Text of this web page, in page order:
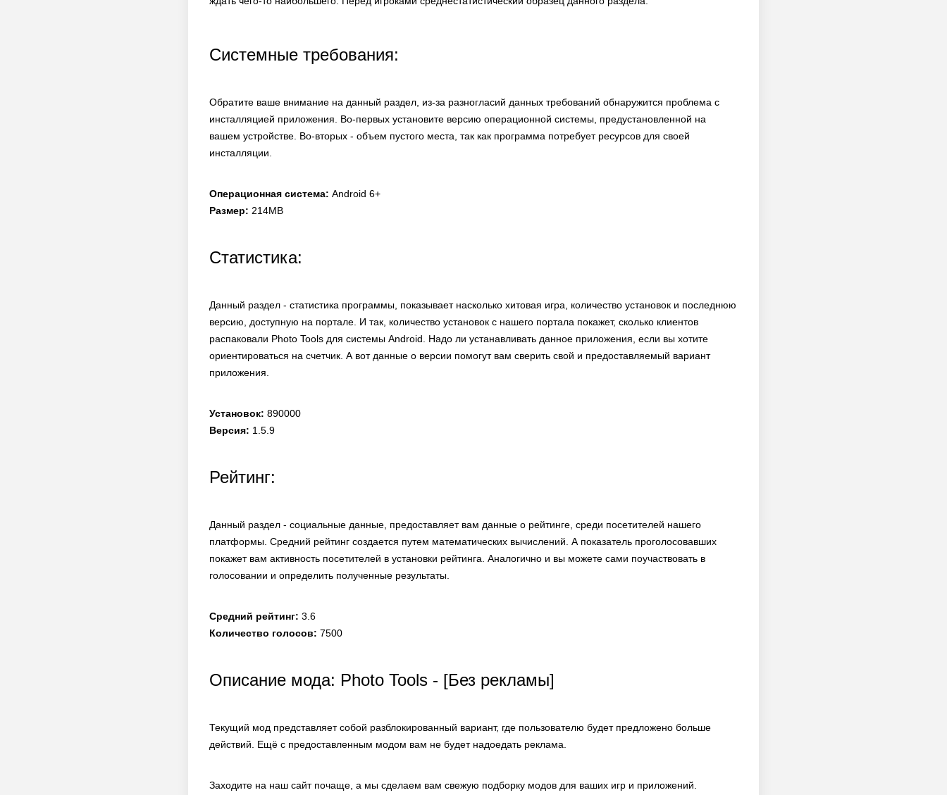
Системные требования:
Обратите ваше внимание на данный раздел, из-за разногласий данных требований обнаружится проблема с
инсталляцией приложения. Во-первых установите версию операционной системы, предустановленной на
вашем устройстве. Во-вторых - объем пустого места, так как программа потребует ресурсов для своей
инсталляции.
Операционная система: Android 6+
Размер: 214MB
Статистика:
Данный раздел - статистика программы, показывает насколько хитовая игра, количество установок и последнюю
версию, доступную на портале. И так, количество установок с нашего портала покажет, сколько клиентов
распаковали Photo Tools для системы Android. Надо ли устанавливать данное приложения, если вы хотите
ориентироваться на счетчик. А вот данные о версии помогут вам сверить свой и предоставляемый вариант
приложения.
Установок: 890000
Версия: 1.5.9
Рейтинг:
Данный раздел - социальные данные, предоставляет вам данные о рейтинге, среди посетителей нашего
платформы. Средний рейтинг создается путем математических вычислений. А показатель проголосовавших
покажет вам активность посетителей в установки рейтинга. Аналогично и вы можете сами поучаствовать в
голосовании и определить полученные результаты.
Средний рейтинг: 3.6
Количество голосов: 7500
Описание мода: Photo Tools - [Без рекламы]
Текущий мод представляет собой разблокированный вариант, где пользователю будет предложено больше
действий. Ещё с предоставленным модом вам не будет надоедать реклама.
Заходите на наш сайт почаще, а мы сделаем вам свежую подборку модов для ваших игр и приложений.